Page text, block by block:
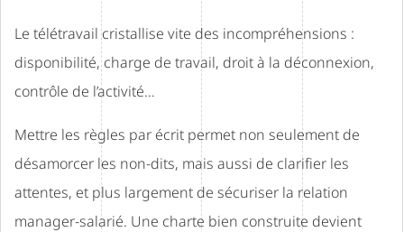
Le télétravail cristallise vite des incompréhensions :
disponibilité, charge de travail, droit à la déconnexion,
contrôle de l’activité…
Mettre les règles par écrit permet non seulement de
désamorcer les non-dits, mais aussi de clarifier les
attentes, et plus largement de sécuriser la relation
manager-salarié. Une charte bien construite devient